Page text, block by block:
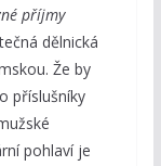
příjmy
dělnická
Že by
příslušníky
pohlaví je